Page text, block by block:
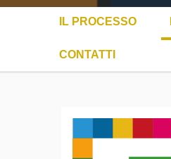
IL PROCESSO
CONTATTI